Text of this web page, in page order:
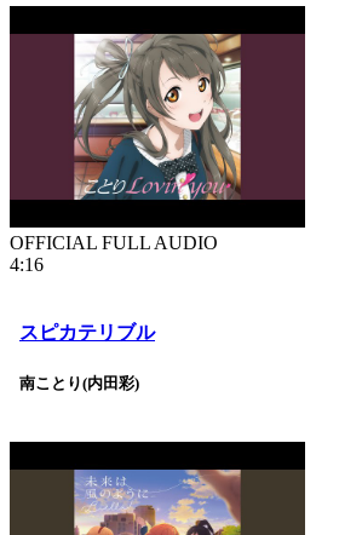
OFFICIAL FULL AUDIO
4:16
スピカテリブル
南ことり(内田彩)